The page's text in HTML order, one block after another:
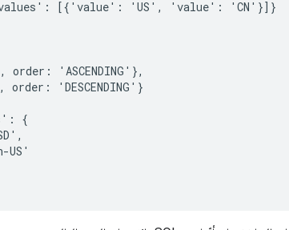
[{'value': 'US', 'value': 'CN'}]}
order: 'ASCENDING'},
order: 'DESCENDING'}
{
US'